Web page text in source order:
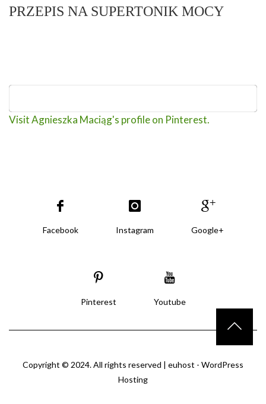
PRZEPIS NA SUPERTONIK MOCY
Visit Agnieszka Maciąg's profile on Pinterest.
Facebook Instagram Google+
Pinterest Youtube
Copyright © 2024. All rights reserved | euhost - WordPress
Hosting